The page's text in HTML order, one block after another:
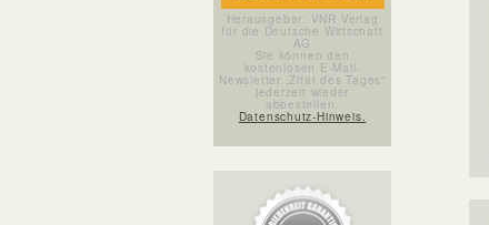
Herausgeber: VNR Verlag
für die Deutsche Wirtschaft
AG
Sie können den
kostenlosen E-Mail-
Newsletter „Zitat des Tages“
jederzeit wieder
abbestellen.
Datenschutz-Hinweis.